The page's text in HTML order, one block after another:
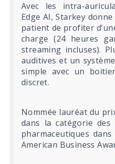
Avec les intra-
Edge AI, Starkey
patient de profiter
charge (24 heures
streaming incluses).
auditives et un
simple avec un
discret.
Nommée lauréat du
dans la catégorie
pharmaceutiques
American Business